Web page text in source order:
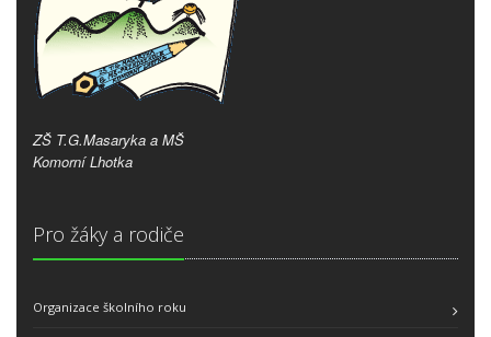
ZŠ T.G.Masaryka a MŠ
Komorní Lhotka
Pro žáky a rodiče
Organizace školního roku